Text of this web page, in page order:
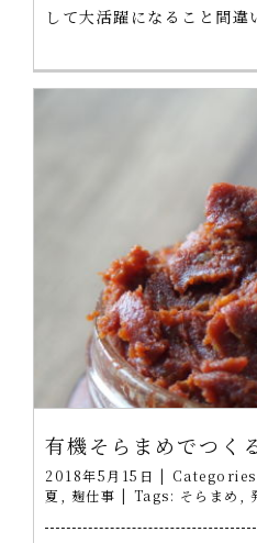
して大活躍になること間違
有機そらまめでつく
2018年5月15日 |
夏
麹仕事 | Tags: そらまめ